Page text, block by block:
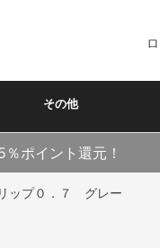
その他
ポイント還元！
ップ０．７ グレー